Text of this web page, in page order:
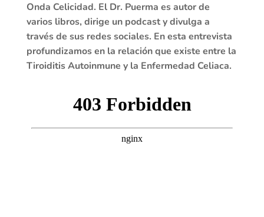
Onda Celicidad. El Dr. Puerma es autor de
varios libros, dirige un podcast y divulga a
través de sus redes sociales. En esta entrevista
profundizamos en la relación que existe entre la
Tiroiditis Autoinmune y la Enfermedad Celiaca.